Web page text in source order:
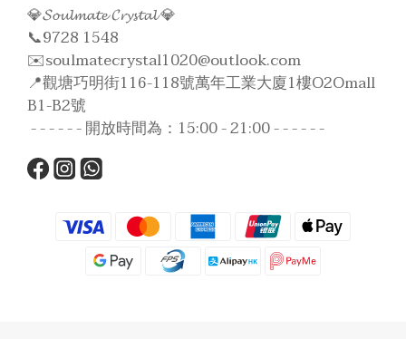
💎𝓢𝓸𝓾𝓵𝓶𝓪𝓽𝓮 𝓒𝓻𝔂𝓼𝓽𝓪𝓵 💎
📞9728 1548
✉️soulmatecrystal1020@outlook.com
📍觀塘巧明街116-118號萬年工業大廈1樓O2Omall
B1-B2號
- - - - - - 開放時間為：15:00 - 21:00 - - - - - -